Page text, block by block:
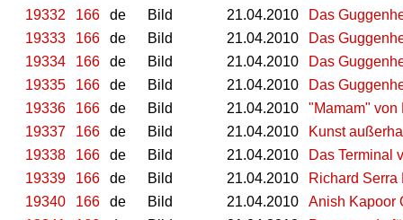
19332
166 de Bild 21.04.2010
Das
19333
166 de Bild 21.04.2010
Das
19334
166 de Bild 21.04.2010
Das
19335
166 de Bild 21.04.2010
Das
19336
166 de Bild 21.04.2010
"Mamam" von
19337
166 de Bild 21.04.2010
Kunst
19338
166 de Bild 21.04.2010
Das Terminal
19339
166 de Bild 21.04.2010
Richard Serra
19340
166 de Bild 21.04.2010
Anish Kapoor